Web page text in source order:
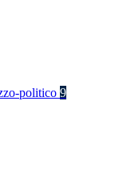
politico 9